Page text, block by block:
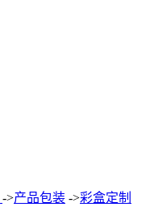
->产品包装 ->彩盒定制